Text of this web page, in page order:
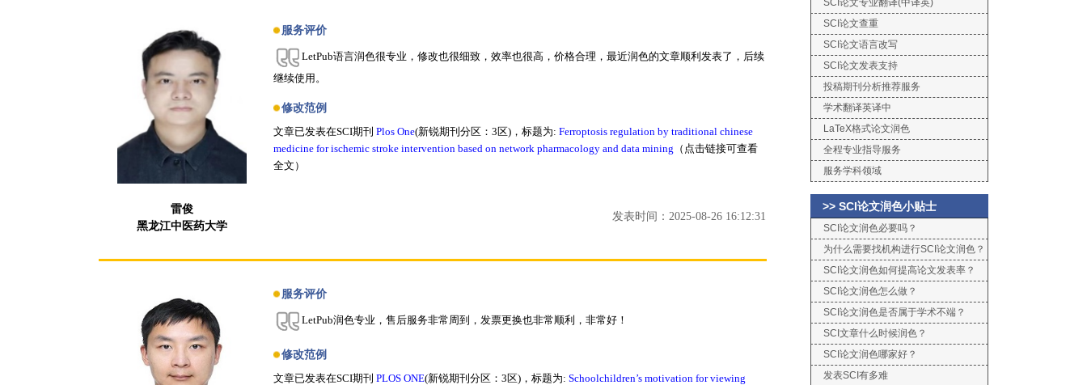
雷俊
黑龙江中医药大学
服务评价
LetPub语言润色很专业，修改也很细致，效率也很高，价格合理，最近润色的文章顺利发表了，后续
继续使用。
修改范例
文章已发表在SCI期刊 Plos One(新锐期刊分区：3区)，标题为: Ferroptosis regulation by traditional chinese
medicine for ischemic stroke intervention based on network pharmacology and data mining （点击链接可查看
全文）
发表时间：2025-08-26 16:12:31
服务评价
LetPub润色专业，售后服务非常周到，发票更换也非常顺利，非常好！
修改范例
文章已发表在SCI期刊 PLOS ONE(新锐期刊分区：3区)，标题为: Schoolchildren’s motivation for viewing
SCI论文专业翻译(中译英)
SCI论文查重
SCI论文语言改写
SCI论文发表支持
投稿期刊分析推荐服务
学术翻译英译中
LaTeX格式论文润色
全程专业指导服务
服务学科领域
>> SCI论文润色小贴士
SCI论文润色必要吗？
为什么需要找机构进行SCI论文润色？
SCI论文润色如何提高论文发表率？
SCI论文润色怎么做？
SCI论文润色是否属于学术不端？
SCI文章什么时候润色？
SCI论文润色哪家好？
发表SCI有多难